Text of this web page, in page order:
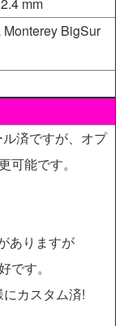
BigSur
済ですが、オプ
可能です。
ありますが
す。
カスタム済!